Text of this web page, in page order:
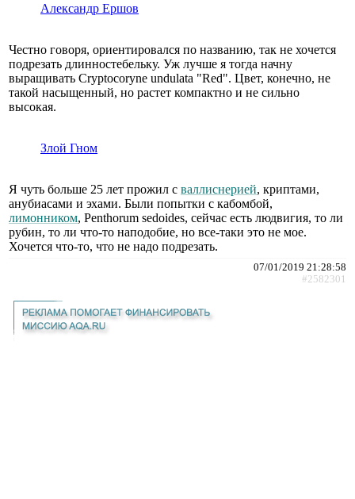
Александр Ершов
Честно говоря, ориентировался по названию, так не хочется
подрезать длинностебельку. Уж лучше я тогда начну
выращивать Cryptocoryne undulata "Red". Цвет, конечно, не
такой насыщенный, но растет компактно и не сильно
высокая.
Злой Гном
Я чуть больше 25 лет прожил с валлиснерией, криптами,
анубиасами и эхами. Были попытки с кабомбой,
лимонником, Penthorum sedoides, сейчас есть людвигия, то ли
рубин, то ли что-то наподобие, но все-таки это не мое.
Хочется что-то, что не надо подрезать.
07/01/2019 21:28:58
#2582301